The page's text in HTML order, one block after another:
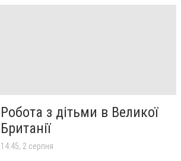
Робота з дітьми в Великої
Британії
14:45, 2 серпня